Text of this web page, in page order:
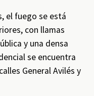
el fuego se está
con llamas
y una densa
se encuentra
General Avilés y